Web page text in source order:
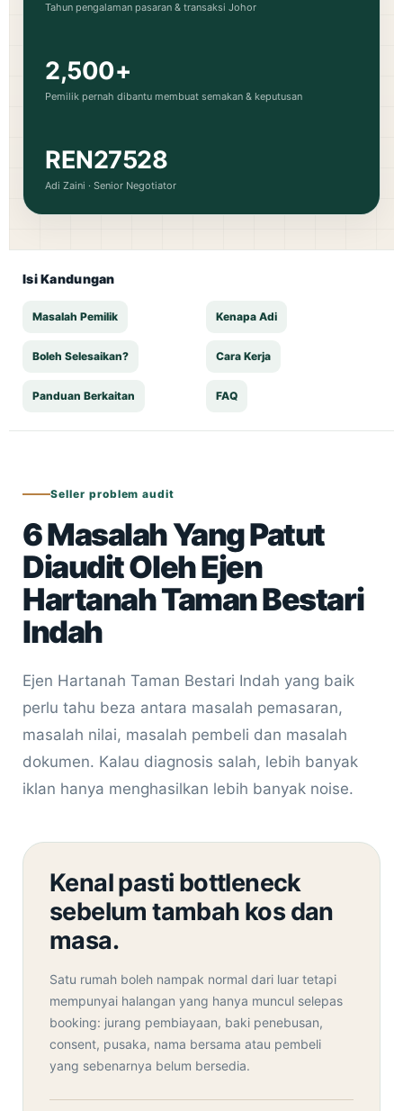
Tahun pengalaman pasaran & transaksi Johor
2,500+
Pemilik pernah dibantu membuat semakan & keputusan
REN27528
Adi Zaini · Senior Negotiator
Isi Kandungan
Masalah Pemilik Kenapa Adi
Boleh Selesaikan? Cara Kerja
Panduan Berkaitan FAQ
Seller problem audit
6 Masalah Yang Patut
Diaudit Oleh Ejen
Hartanah Taman Bestari
Indah
Ejen Hartanah Taman Bestari Indah yang baik
perlu tahu beza antara masalah pemasaran,
masalah nilai, masalah pembeli dan masalah
dokumen. Kalau diagnosis salah, lebih banyak
iklan hanya menghasilkan lebih banyak noise.
Kenal pasti bottleneck
sebelum tambah kos dan
masa.
Satu rumah boleh nampak normal dari luar tetapi
mempunyai halangan yang hanya muncul selepas
booking: jurang pembiayaan, baki penebusan,
consent, pusaka, nama bersama atau pembeli
yang sebenarnya belum bersedia.